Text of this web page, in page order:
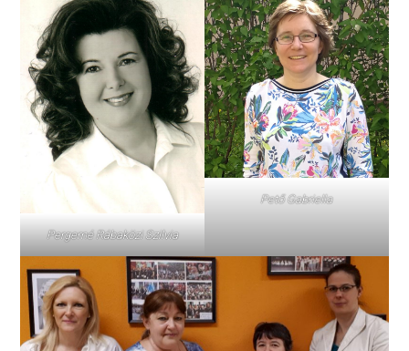
Pergerné Rábaközi Szilvia
Pető Gabriella